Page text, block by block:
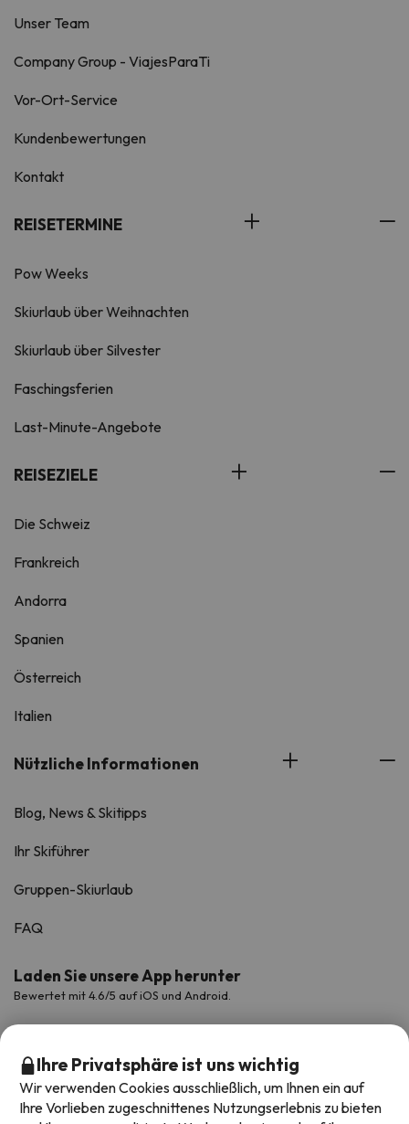
Kühlschrank, Mikrowelle mit Grill
natürlichen Umgebung der Tierra
nach Verfügbarkeit gegen einen
Unser Team
Company Group - ViajesParaTi
Vor-Ort-Service
Kundenbewertungen
Kontakt
REISETERMINE
Pow Weeks
Skiurlaub über Weihnachten
Skiurlaub über Silvester
Faschingsferien
Last-Minute-Angebote
REISEZIELE
Die Schweiz
Frankreich
Andorra
Spanien
Österreich
Italien
Nützliche Informationen
Blog, News & Skitipps
Ihr Skiführer
Gruppen-Skiurlaub
FAQ
Laden Sie unsere App herunter
Bewertet mit 4.6/5 auf iOS und Android.
Ihre Privatsphäre ist uns wichtig
Wir verwenden Cookies ausschließlich, um Ihnen ein auf
Ihre Vorlieben zugeschnittenes Nutzungserlebnis zu bieten